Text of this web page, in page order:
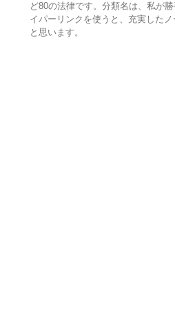
ど80の法律です。分類名は、私が
イパーリンクを使うと、充実したノ
と思います。